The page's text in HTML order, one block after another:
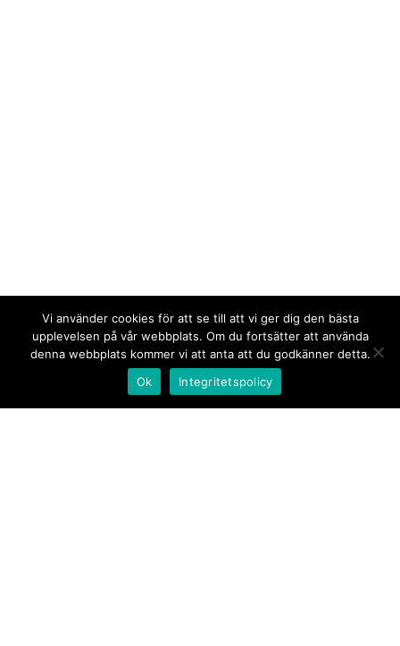
Vi använder cookies för att se till att vi ger dig den bästa
upplevelsen på vår webbplats. Om du fortsätter att använda
denna webbplats kommer vi att anta att du godkänner detta.
Ok
Integritetspolicy